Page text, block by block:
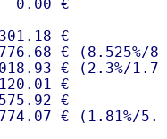
0.00 €
€
€ (8.525%/
€ (2.3%/
€
€
€ ( 1.81%/